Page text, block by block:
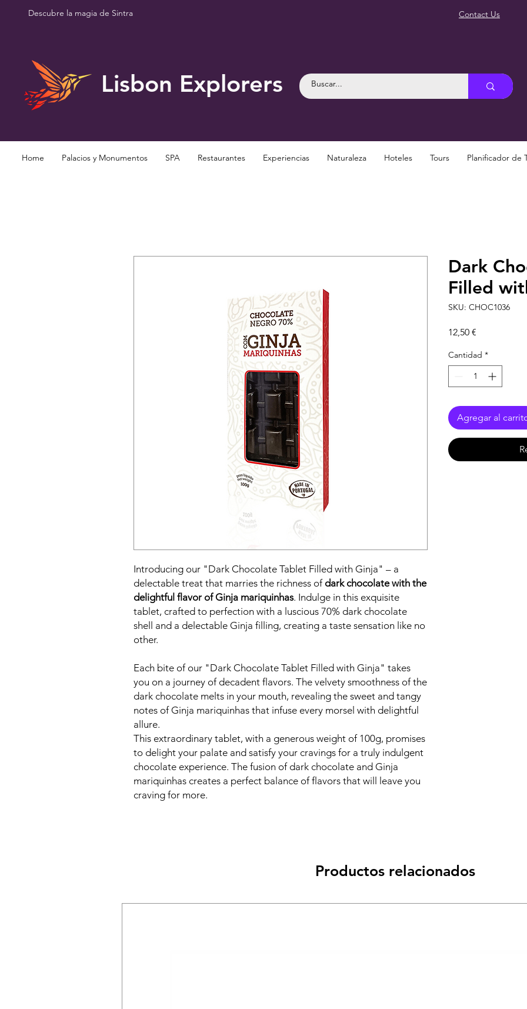
Descubre la magia de Sintra Contact Us
Lisbon Explorers
Home Palacios y Monumentos SPA Restaurantes Experiencias Naturaleza Hoteles Tours Planificador de
Introducing our "Dark Chocolate Tablet Filled with Ginja" – a
delectable treat that marries the richness of dark chocolate with the
delightful flavor of Ginja mariquinhas. Indulge in this exquisite
tablet, crafted to perfection with a luscious 70% dark chocolate
shell and a delectable Ginja filling, creating a taste sensation like no
other.
Each bite of our "Dark Chocolate Tablet Filled with Ginja" takes
you on a journey of decadent flavors. The velvety smoothness of the
dark chocolate melts in your mouth, revealing the sweet and tangy
notes of Ginja mariquinhas that infuse every morsel with delightful
allure.
This extraordinary tablet, with a generous weight of 100g, promises
to delight your palate and satisfy your cravings for a truly indulgent
chocolate experience. The fusion of dark chocolate and Ginja
mariquinhas creates a perfect balance of flavors that will leave you
craving for more.
Dark
Filled
SKU: CHOC1036
12,50 €
Cantidad *
Agregar al
Productos relacionados